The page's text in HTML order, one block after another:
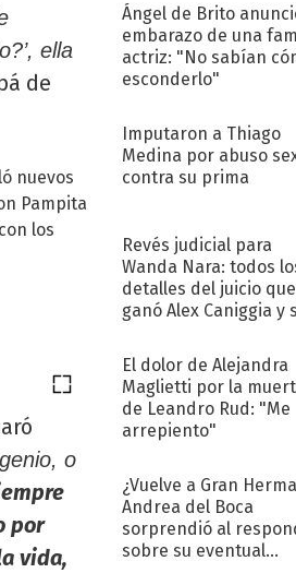
ella
de
o
por
vida,
Ángel de Brito
embarazo de una
actriz: "No sabían
esconderlo"
Imputaron a Thiago
Medina por abuso
contra su prima
Revés judicial para
Wanda Nara: todos
detalles del juicio
ganó Alex Caniggia y
El dolor de Alejandra
Maglietti por la
de Leandro Rud: "Me
arrepiento"
¿Vuelve a Gran
Andrea del Boca
sorprendió al
sobre su eventual